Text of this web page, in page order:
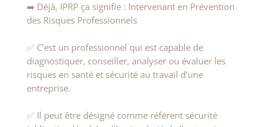
➡️ Déjà, IPRP ça signifie : Intervenant en Prévention
des Risques Professionnels
✅ C’est un professionnel qui est capable de
diagnostiquer, conseiller, analyser ou évaluer les
risques en santé et sécurité au travail d’une
entreprise.
✅ Il peut être désigné comme référent sécurité